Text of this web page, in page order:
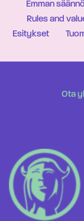
Emman
Rules and
Esitykset
Ota